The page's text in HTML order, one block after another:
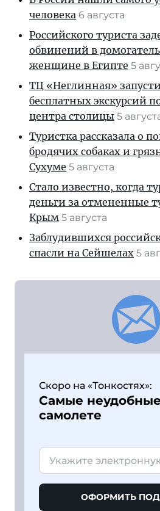
человека 6 августа
Российского туриста
обвинений в
женщине в Египте 5
ТЦ «Неглинная»
бесплатных экскурсий
центра столицы 5
Туристка рассказала о
бродячих собаках и
Сухуме 5 августа
Стало известно, когда
деньги за отмененные
Крым 5 августа
Заблудившихся
спасли на Сейшелах 5
Скоро на «Тонкостях»:
Самые
самолете
ОФОРМИТЬ